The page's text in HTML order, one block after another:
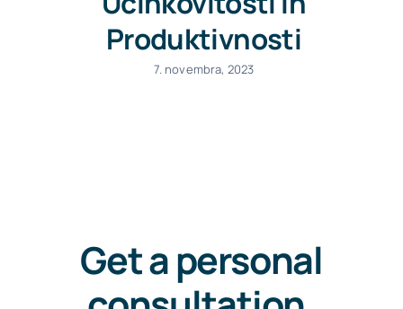
Produktivnosti
7. novembra, 2023
Get a personal